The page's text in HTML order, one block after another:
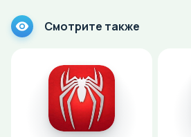
Смотрите также